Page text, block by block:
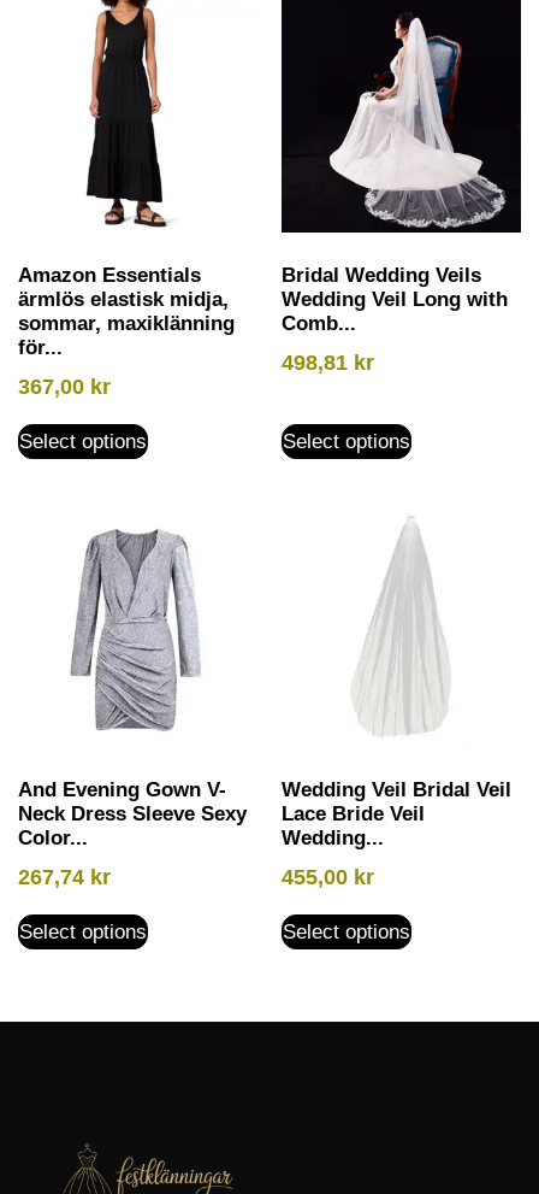
Amazon Essentials
ärmlös elastisk midja,
sommar, maxiklänning
för...
367,00 kr
Select options
Bridal Wedding Veils
Wedding Veil Long with
Comb...
498,81 kr
Select options
And Evening Gown V-
Neck Dress Sleeve Sexy
Color...
267,74 kr
Select options
Wedding Veil Bridal Veil
Lace Bride Veil
Wedding...
455,00 kr
Select options